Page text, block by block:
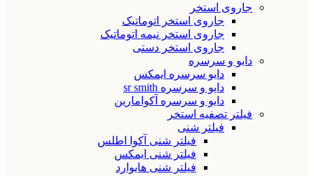
جاروی استخر
جاروی استخر اتوماتیک
جاروی استخر نیمه اتوماتیک
جاروی استخر دستی
دایو و سرسره
دایو سرسره ایمکس
دایو و سرسره sr smith
دایو و سرسره آکوامارین
فیلتر تصفیه استخر
فیلتر شنی
فیلتر شنی آکوا اطلس
فیلتر شنی ایمکس
فیلتر شنی هایوارد